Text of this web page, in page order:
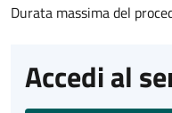
Durata massima del
Accedi al